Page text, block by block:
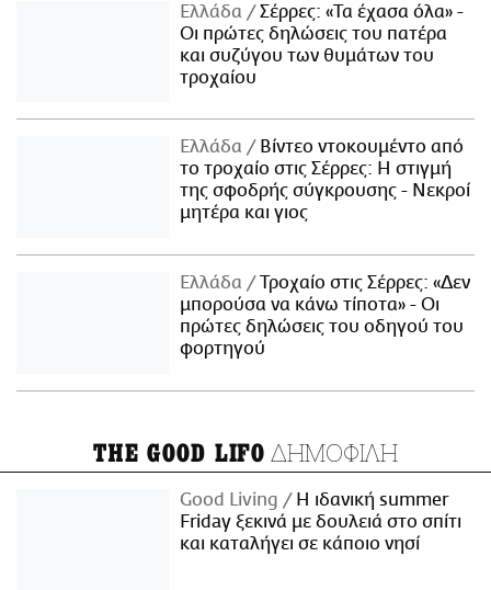
Ελλάδα
Σέρρες: «Τα έχασα όλα» -
Οι πρώτες δηλώσεις του πατέρα
και συζύγου των θυμάτων του
τροχαίου
Ελλάδα
Βίντεο ντοκουμέντο από
το τροχαίο στις Σέρρες: Η στιγμή
της σφοδρής σύγκρουσης - Νεκροί
μητέρα και γιος
Ελλάδα
Τροχαίο στις Σέρρες: «Δεν
μπορούσα να κάνω τίποτα» - Οι
πρώτες δηλώσεις του οδηγού του
φορτηγού
THE GOOD LIFO ΔΗΜΟΦΙΛΗ
Good Living
Η ιδανική summer
Friday ξεκινά με δουλειά στο σπίτι
και καταλήγει σε κάποιο νησί